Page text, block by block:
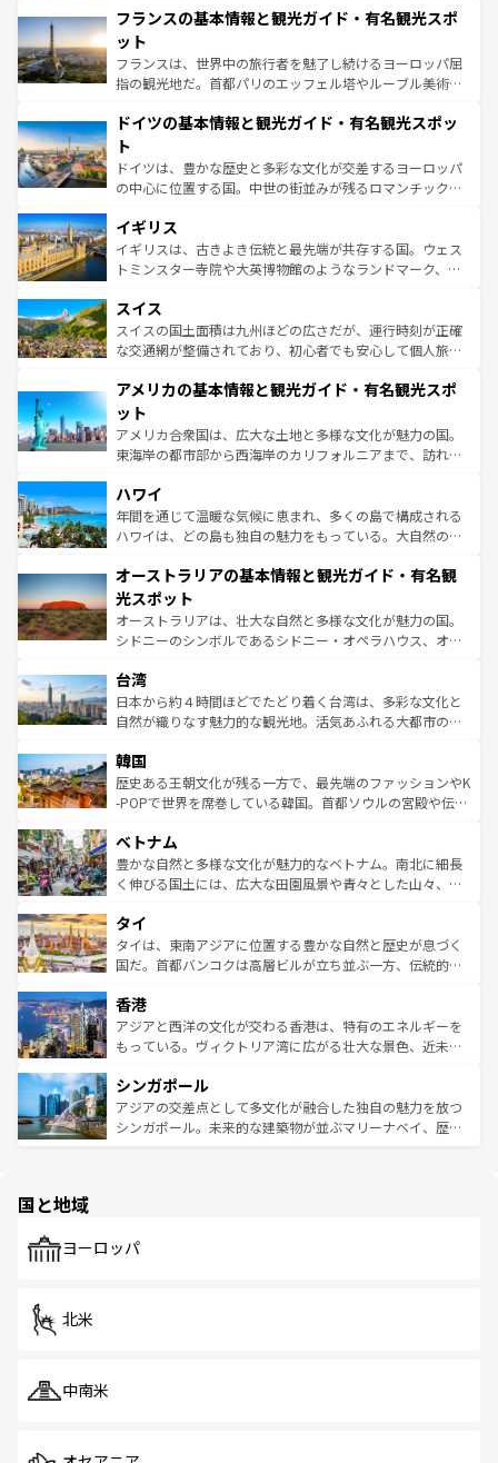
ませてくれるイタリアで、忘れられない旅をしてみよう！
なお、新着のイタリア情報は
しい。
文化が根付くこの国では、情熱的なフラメンコ、熱気あふ
れる闘牛、そして美味しいタパスが生活の一部となってい
る。首都マドリードの洗練された雰囲気や、バルセロナの
アートに溢れた街角から、地方では古代ローマ遺跡や中世
せる。地方によって風土や気候が異なるスペインはその個
ンテンツ一覧 を参照してほしい。
フランスの基本情報と観光ガイド・有名観光スポ
ット
フランスは、世界中の旅行者を魅了し続けるヨーロッパ屈
指の観光地だ。首都パリのエッフェル塔やルーブル美術館
で、幅広い魅力が詰まっている。華麗な宮殿、歴史的な大
聖堂、美しいビーチ、そして豊かな自然が、訪れる者を心
から魅了する。また、フランスは美食の国としても知ら
れ、フランス料理はユネスコ無形文化遺産にも登録されて
香り高いラベンダー畑など、多彩な楽しみ方が可能だ。さ
らに、パリ以外の地域にも魅力が溢れており、どの街角に
も豊かな歴史と文化が息づいている。パリ以外の個性あふ
を参照してほしい。
ドイツの基本情報と観光ガイド・有名観光スポッ
ト
ドイツは、豊かな歴史と多彩な文化が交差するヨーロッパ
の中心に位置する国。中世の街並みが残るロマンチック街
顔を持つこの国は、どこを歩いても飽きることがない。ベ
ルリンの文化的活気、バイエルン州のアルプスの絶景、そ
してライン川沿いのワイン畑といった風景は必見。ビール
は、お酒好きな人にはぜひ体験してほしい。 なお、新着の
ドイツ情報はコンテンツ一覧を参照してほしい。
イギリス
イギリスは、古きよき伝統と最先端が共存する国。ウェス
トミンスター寺院や大英博物館のようなランドマーク、歴
リアごとに異なる魅力がある。また、優雅なアフタヌーン
ティー、ビール好きにはたまらない英国パブ、サッカー観
戦など、本場だからこそできる体験も豊富。イギリスを旅
ンツ一覧を参照してほしい。
スイス
スイスの国土面積は九州ほどの広さだが、運行時刻が正確
な交通網が整備されており、初心者でも安心して個人旅行
の建物がそのまま残る町や、スイスならではのユニークな
博物館もあり、アルプス観光だけでなく町歩きも満喫する
ことができる。国民の所得が高いため物価も高いが、旅行
者向けの交通パス提供のサービスもあり、うまく活用すれ
着のスイス情報は
アメリカの基本情報と観光ガイド・有名観光スポ
ット
アメリカ合衆国は、広大な土地と多様な文化が魅力の国。
東海岸の都市部から西海岸のカリフォルニアまで、訪れる
のような巨大都市は、観光、ショッピング、エンターテイ
ンメントが詰まった刺激的なスポットだ。一方、アメリカ
西部には大自然が広がり、グランドキャニオンやイエロー
部のニューオーリンズでは、音楽と美食が融合した独特の
文化が魅力。旅行者はアメリカの各地域で異なる魅力を楽
しみながら、その多様性と豊かな歴史を感じることができ
るだろう。車でのロードトリップや列車の旅も、アメリカ
情報は
ハワイ
年間を通じて温暖な気候に恵まれ、多くの島で構成される
ハワイは、どの島も独自の魅力をもっている。大自然の神
ワイ島は見逃せない。また、定番の観光地といえばオアフ
島だが、静かな自然を求めるならマウイ島やカウアイ島が
おすすめ。エメラルドグリーンに輝く海をはじめ、豊かな
文化や歴史が息づいている。「アロハスピリット」と呼ば
人々、おいしいローカルフードやハワイアンミュージッ
ク、伝統的なフラダンスなど、すべてがハワイの魅力を彩
っている。訪れるたびに新しい発見と感動が待っているハ
はコンテンツ一覧
オーストラリアの基本情報と観光ガイド・有名観
光スポット
オーストラリアは、壮大な自然と多様な文化が魅力の国。
シドニーのシンボルであるシドニー・オペラハウス、オー
リアリーフや大陸中央部にそびえるウルル（エアーズロッ
ク）、タスマニアの美しい原生林やケアンズの熱帯雨林な
ど、見どころがたくさん。また、カフェやワイン、オージ
いる。アクティビティも充実しており、サーフィンやダイ
ビング、ハイキングなど、アウトドア好きにはたまらな
い。オーストラリアの多彩な魅力を存分に味わいつくそ
参照してほしい。
台湾
日本から約４時間ほどでたどり着く台湾は、多彩な文化と
自然が織りなす魅力的な観光地。活気あふれる大都市の台
ン）、静ひつな山岳地帯である台湾東部など、都市の喧騒
と山間の静けさが共存しており、訪れる人に新しい発見と
驚きをもたらしてくれる。また、奥深い台湾の食文化も魅
容にもいいと評判のスイーツなど、バラエティ豊かな料理
が味わえる。 なお、新着の台湾情報は コンテンツ一覧を参
照してほしい。
韓国
歴史ある王朝文化が残る一方で、最先端のファッションやK
-POPで世界を席巻している韓国。首都ソウルの宮殿や伝統
き、地方に足を延ばせば四季折々の自然美を楽しむことが
できる。そして、キムチや焼肉、絶品のストリートフード
まで、さまざまな韓国料理が待っている。夜には、韓国な
リティに包まれながら、韓国の多彩な魅力を心ゆくまで味
わってみてほしい。 なお、新着の韓国情報はコンテンツ一
覧を参照してほしい。
ベトナム
豊かな自然と多様な文化が魅力的なベトナム。南北に細長
く伸びる国土には、広大な田園風景や青々とした山々、世
急速な発展と共に伝統が息づく。ハノイの古い町並みやホ
ーチミン市のフランス統治時代の建物も、独特の雰囲気を
醸し出している。また、バラエティの豊かさとおいしさで
とつ。フォーやバインミー、ベトナムコーヒーなどは、ぜ
ひ現地で味わいたい。どの地域を訪れてもあたたかい人々
が旅行者を迎えてくれるので、きっと忘れられない旅にな
参照してほしい。
タイ
タイは、東南アジアに位置する豊かな自然と歴史が息づく
国だ。首都バンコクは高層ビルが立ち並ぶ一方、伝統的な
の活気が交差している。北部ではチェンマイなどの山岳地
帯で自然と触れ合い、南部ではプーケットやクラビの美し
いビーチでリゾート気分を楽しむことができる。タイ料理
激する。気候は一年中温暖で、どの季節にも異なる楽しみ
が待っている。親しみやすいタイの人々、仏教を中心とし
た文化、そして多様な観光資源が、訪れる旅人を魅了し続
香港
アジアと西洋の文化が交わる香港は、特有のエネルギーを
もっている。ヴィクトリア湾に広がる壮大な景色、近未来
み、どこを訪れても感動するはず。観光スポットが密集し
ており、効率よく見どころを回れるのも魅力。息をのむよ
うな絶景から文化的な体験まで、香港を存分に楽しみ尽く
シンガポール
アジアの交差点として多文化が融合した独自の魅力を放つ
シンガポール。未来的な建築物が並ぶマリーナベイ、歴史
で、ホーカーズは地元の風情を楽しめる外せないスポット
国と地域
ヨーロッパ
北米
中南米